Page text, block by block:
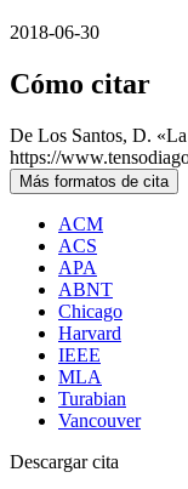
2018-06-30
Cómo citar
De Los Santos, D.
https://
Más formatos de cita
ACM
ACS
APA
ABNT
Chicago
Harvard
IEEE
MLA
Turabian
Vancouver
Descargar cita